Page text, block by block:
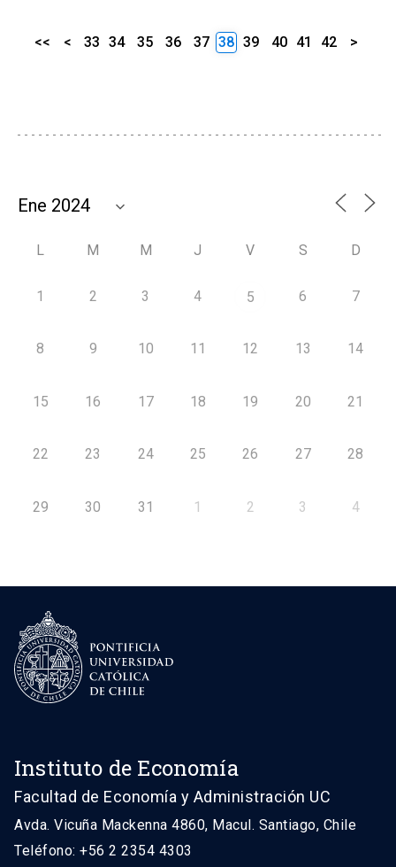
<< < 33 34 35 36 37 38 39 40 41 42 >
L M M J V S D
1 2 3 4 5 6 7
8 9 10 11 12 13 14
15 16 17 18 19 20 21
22 23 24 25 26 27 28
29 30 31 1 2 3 4
Instituto de Economía
Facultad de Economía y Administración UC
Avda. Vicuña Mackenna 4860, Macul. Santiago, Chile
Teléfono: +56 2 2354 4303